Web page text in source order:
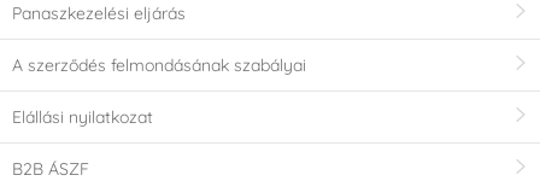
Panaszkezelési eljárás
A szerződés felmondásának szabályai
Elállási nyilatkozat
B2B ÁSZF